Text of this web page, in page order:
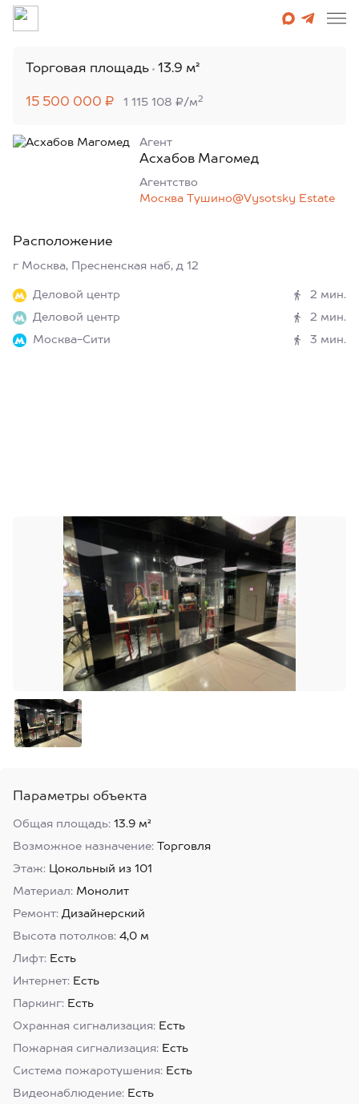
Торговая площадь 13.9 м²
15 500 000 ₽ 1 115 108 ₽/м 2
Агент
Асхабов Магомед
Агентcтво
Москва Тушино@Vysotsky Estate
Расположение
г Москва, Пресненская наб, д 12
Деловой центр
2 мин.
Деловой центр
2 мин.
Москва-Сити
3 мин.
Параметры объекта
Общая площадь: 13.9 м²
Возможное назначение: Торговля
Этаж: Цокольный из 101
Материал: Монолит
Ремонт: Дизайнерский
Высота потолков: 4,0 м
Лифт: Есть
Интернет: Есть
Паркинг: Есть
Охранная сигнализация: Есть
Пожарная сигнализация: Есть
Система пожаротушения: Есть
Видеонаблюдение: Есть